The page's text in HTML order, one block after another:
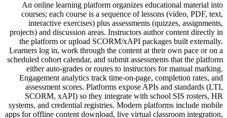
An online learning platform organizes educational material into
courses; each course is a sequence of lessons (video, PDF, text,
interactive exercises) plus assessments (quizzes, assignments,
projects) and discussion areas. Instructors author content directly in
the platform or upload SCORM/xAPI packages built externally.
Learners log in, work through the content at their own pace or on a
scheduled cohort calendar, and submit assessments that the platform
either auto-grades or routes to instructors for manual marking.
Engagement analytics track time-on-page, completion rates, and
assessment scores. Platforms expose APIs and standards (LTI,
SCORM, xAPI) so they integrate with school SIS rosters, HR
systems, and credential registries. Modern platforms include mobile
apps for offline content download, live virtual classroom integration,